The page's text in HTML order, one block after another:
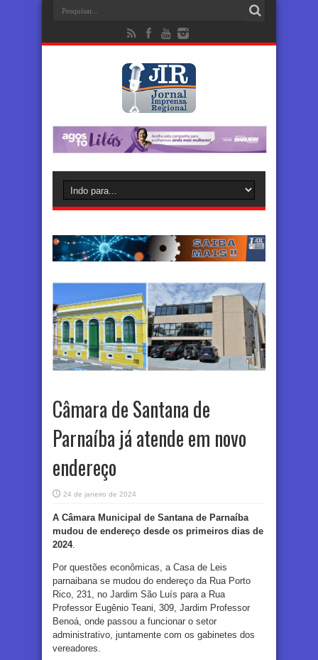
Câmara de Santana de
Parnaíba já atende em novo
endereço
24 de janeiro de 2024
A Câmara Municipal de Santana de Parnaíba
mudou de endereço desde os primeiros dias de
2024.
Por questões econômicas, a Casa de Leis
parnaibana se mudou do endereço da Rua Porto
Rico, 231, no Jardim São Luís para a Rua
Professor Eugênio Teani, 309, Jardim Professor
Benoá, onde passou a funcionar o setor
administrativo, juntamente com os gabinetes dos
vereadores.